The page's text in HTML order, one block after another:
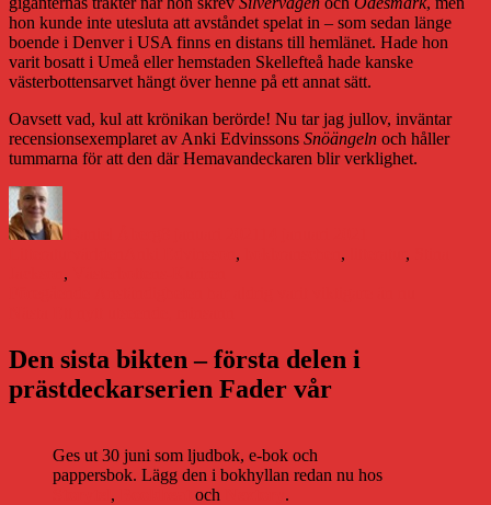
hon kunde inte utesluta att avståndet spelat in – som sedan länge
boende i Denver i USA finns en distans till hemlänet. Hade hon
varit bosatt i Umeå eller hemstaden Skellefteå hade kanske
västerbottensarvet hängt över henne på ett annat sätt.
Oavsett vad, kul att krönikan berörde! Nu tar jag jullov, inväntar
recensionsexemplaret av Anki Edvinssons Snöängeln och håller
tummarna för att den där Hemavandeckaren blir verklighet.
, , ,
,
Den sista bikten – första delen i
prästdeckarserien Fader vår
Ges ut 30 juni som ljudbok, e-bok och
pappersbok. Lägg den i bokhyllan redan nu hos
, och .